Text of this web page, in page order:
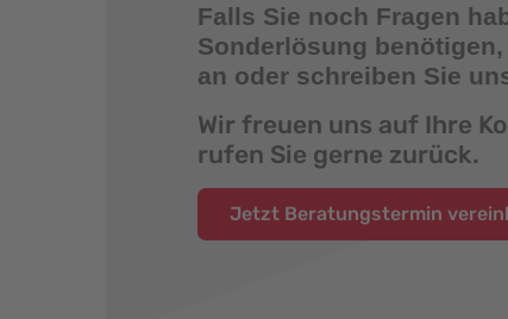
Falls Sie noch Fragen
Sonderlösung
an oder schreiben Sie
Wir freuen uns auf Ihre
rufen Sie gerne zurück.
Jetzt Beratungstermin